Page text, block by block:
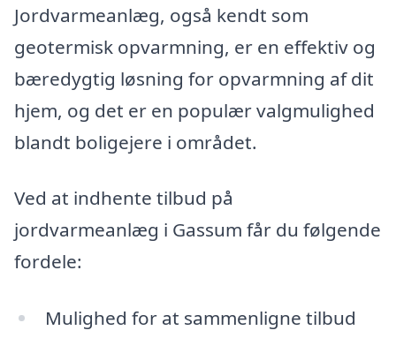
Jordvarmeanlæg, også kendt som
geotermisk opvarmning, er en effektiv og
bæredygtig løsning for opvarmning af dit
hjem, og det er en populær valgmulighed
blandt boligejere i området.
Ved at indhente tilbud på
jordvarmeanlæg i Gassum får du følgende
fordele:
Mulighed for at sammenligne tilbud